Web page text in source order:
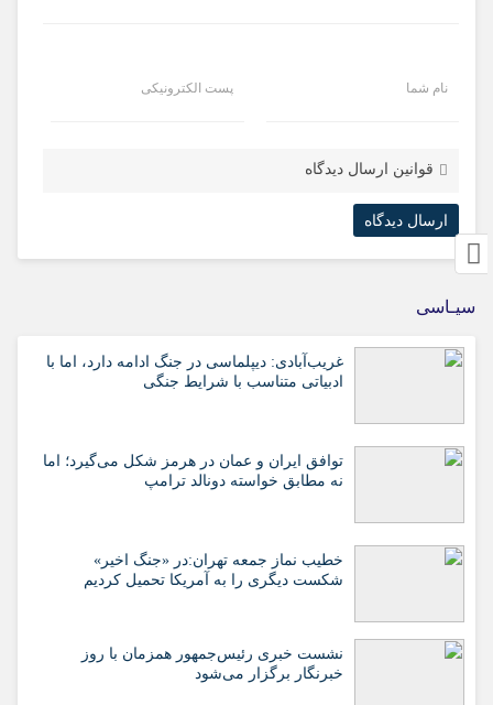
نام شما پست الکترونیکی
قوانین ارسال دیدگاه
سیـاسی
غریب‌آبادی: دیپلماسی در جنگ ادامه دارد، اما با
ادبیاتی متناسب با شرایط جنگی
توافق ایران و عمان در هرمز شکل می‌گیرد؛ اما
نه مطابق خواسته دونالد ترامپ
خطیب نماز جمعه تهران:در «جنگ اخیر»
شکست دیگری را به آمریکا تحمیل کردیم
نشست خبری رئیس‌جمهور همزمان با روز
خبرنگار برگزار می‌شود